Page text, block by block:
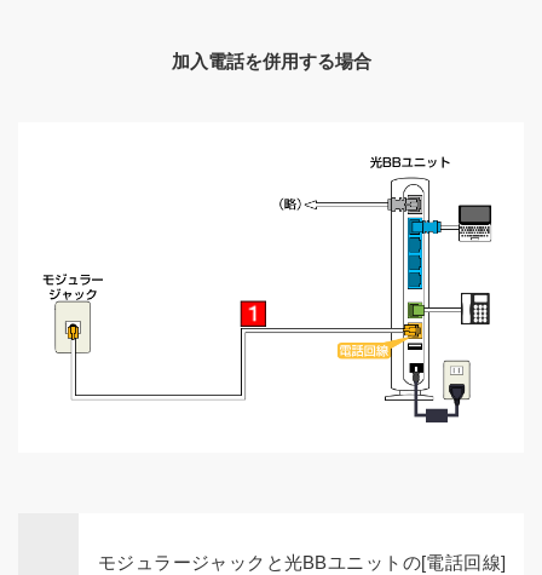
加入電話を併用する場合
モジュラージャックと光BBユニットの[電話回線]